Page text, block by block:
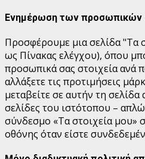
Ενημέρωση των προσωπικών
Προσφέρουμε μια σελίδα "Τα
ως Πίνακας ελέγχου), όπου
προσωπικά σας στοιχεία ανά
αλλάξετε τις προτιμήσεις
μεταβείτε σε αυτήν τη σελίδα
σελίδες του ιστότοπου –
σύνδεσμο «Τα στοιχεία μου»
οθόνης όταν είστε